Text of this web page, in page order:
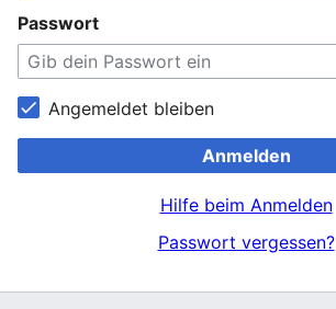
Passwort
Angemeldet bleiben
Anmelden
Hilfe beim Anmelden
Passwort vergessen?